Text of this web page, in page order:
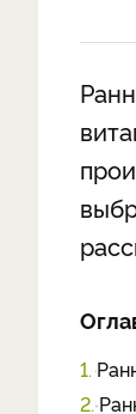
1.
2.